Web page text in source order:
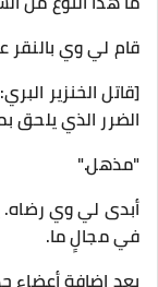
قام لي وي بالنقر
الضرر الذي يلحق
"مذهل."
أبدى لي وي رضاه.
في مجالٍ ما.
بعد إضافة أعضاء